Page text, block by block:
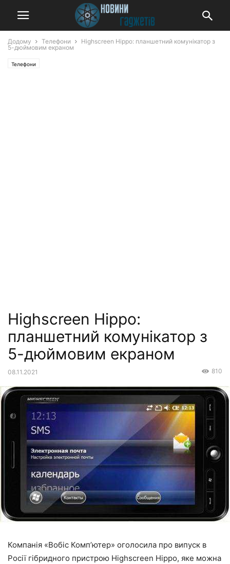
Додому Телефони
Highscreen Hippo: планшетний комунікатор з
5-дюймовим екраном
Телефони
Highscreen Hippo:
планшетний комунікатор з
5-дюймовим екраном
08.11.2021 810
Компанія «Вобіс Комп’ютер» оголосила про випуск в
Росії гібридного пристрою Highscreen Hippo, яке можна